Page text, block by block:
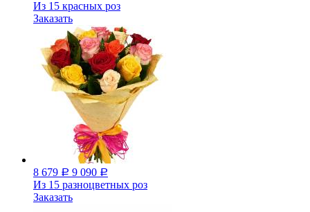
Из 15 красных роз
Заказать
8 679 Р 9 090 Р
Из 15 разноцветных роз
Заказать